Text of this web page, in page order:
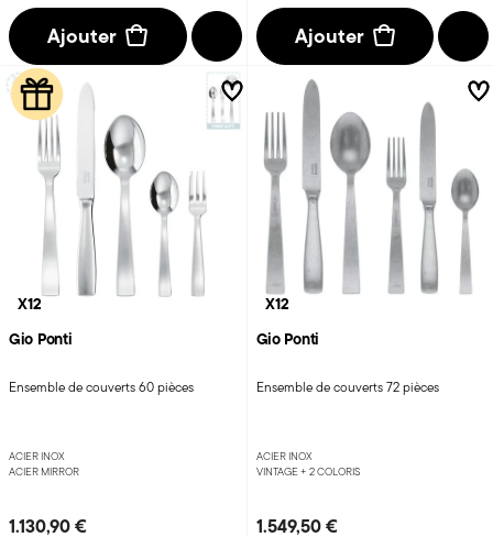
Ajouter Ajouter
X12
Gio Ponti
Ensemble de couverts 60 pièces
ACIER INOX
ACIER MIRROR
1.130,90 €
X12
Gio Ponti
Ensemble de couverts 72 pièces
ACIER INOX
VINTAGE + 2 COLORIS
1.549,50 €